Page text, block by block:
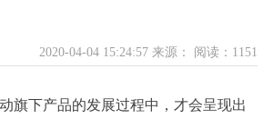
2020-04-04 15:24:57 来源： 阅读：1151
旗下产品的发展过程中，才会呈现出